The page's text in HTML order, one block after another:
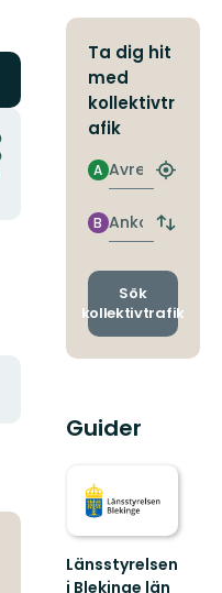
Ta dig hit
med
kollektivtr
afik
Avresa
A
Hitta
Ankomst
B
Byt
och
Sök
kollektivtrafik
Guider
Länsstyrelsen
i Blekinge län